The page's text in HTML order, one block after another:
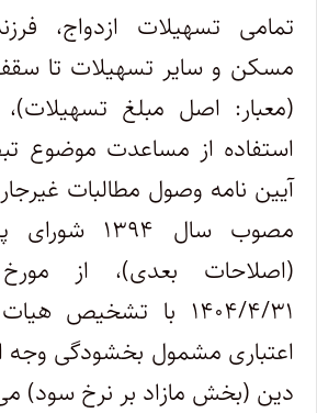
تمامی تسهیلات ازدواج،
(معبار: اصل مبلغ تسهیلات)،
آیین نامه وصول مطالبات
مصوب سال
۱۴۰۴/۴/۳۱ با
اعتباری مشمول بخشودگی وجه
دین (بخش مازاد بر نرخ سود)